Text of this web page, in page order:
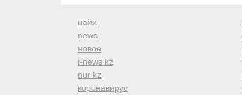
наии
news
новое
i-news kz
nur kz
коронавирус